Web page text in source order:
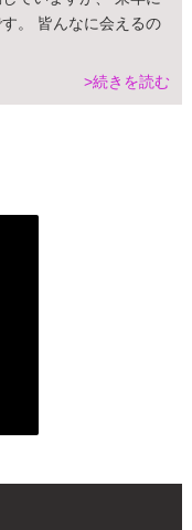
。 皆んなに会えるの
>続きを読む